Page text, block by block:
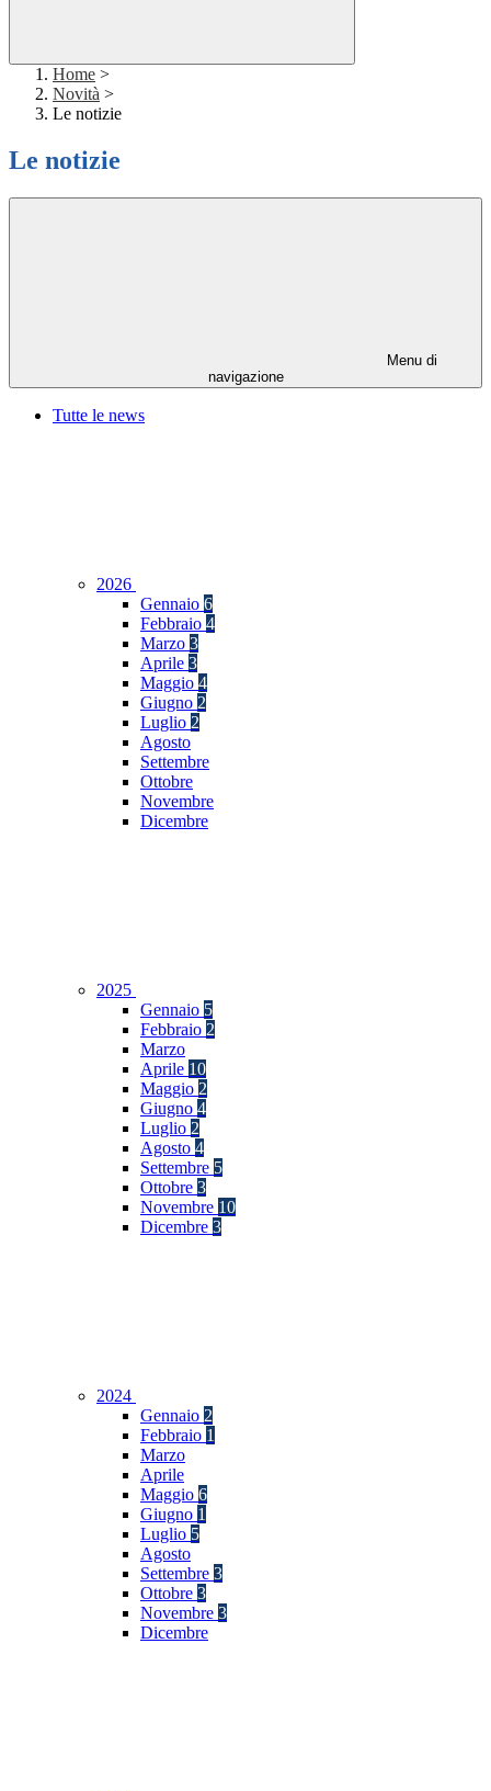
Home >
Novità >
Le notizie
Le notizie
Menu di
navigazione
Tutte le news
2026
Gennaio 6
Febbraio 4
Marzo 3
Aprile 3
Maggio 4
Giugno 2
Luglio 2
Agosto
Settembre
Ottobre
Novembre
Dicembre
2025
Gennaio 5
Febbraio 2
Marzo
Aprile 10
Maggio 2
Giugno 4
Luglio 2
Agosto 4
Settembre 5
Ottobre 3
Novembre 10
Dicembre 3
2024
Gennaio 2
Febbraio 1
Marzo
Aprile
Maggio 6
Giugno 1
Luglio 5
Agosto
Settembre 3
Ottobre 3
Novembre 3
Dicembre